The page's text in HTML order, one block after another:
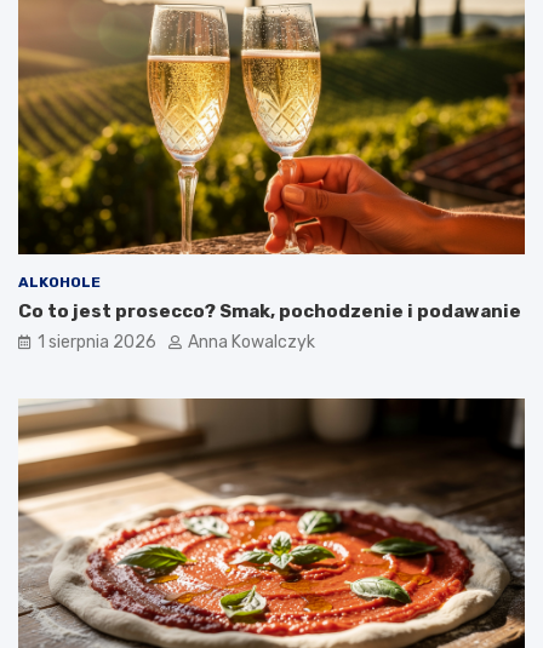
ALKOHOLE
Co to jest prosecco? Smak, pochodzenie i podawanie
1 sierpnia 2026 Anna Kowalczyk